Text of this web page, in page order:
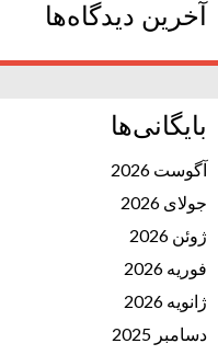
آخرین دیدگاه‌ها
بایگانی‌ها
آگوست 2026
جولای 2026
ژوئن 2026
فوریه 2026
ژانویه 2026
دسامبر 2025